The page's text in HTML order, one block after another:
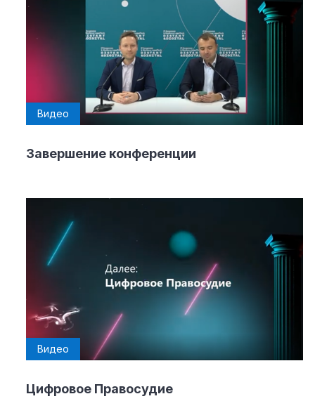
Материалы партнеров
Artists / Художники.РФ
n'RIS
Онлайн патент
Цифровой Сарафан
Смотрите нас в соцсетях и мессенджерах
Видео
Завершение конференции
Видео
Цифровое Правосудие